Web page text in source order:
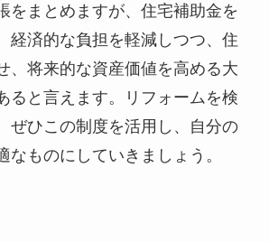
をまとめますが、住宅補助金を
経済的な負担を軽減しつつ、住
、将来的な資産価値を高める大
ると言えます。リフォームを検
ぜひこの制度を活用し、自分の
なものにしていきましょう。